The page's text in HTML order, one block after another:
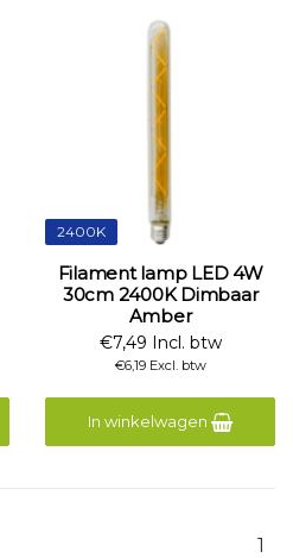
2400K
Filament lamp LED 4W
30cm 2400K Dimbaar
Amber
€7,49 Incl. btw
€6,19 Excl. btw
In winkelwagen
1